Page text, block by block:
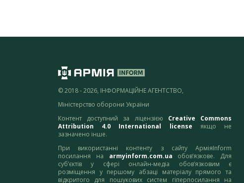
© 2018 - 2026, ІНФОРМАЦІЙНЕ АГЕНТСТВО,
Міністерство оборони України
Контент доступний за ліцензією Creative Commons
Attribution 4.0 International license якщо не
зазначено інше.
При використанні контенту з сайту АрміяInform
посилання на armyinform.com.ua обов’язкове. Для
суб’єктів у сфері онлайн-медіа обов’язковим є
розміщення у першому абзаці матеріалу прямого та
відкритого для пошукових систем гіперпосилання на